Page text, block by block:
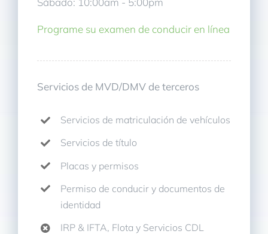
Programe su examen de conducir en línea
Servicios de MVD/DMV de terceros
Servicios de matriculación de vehículos
Servicios de título
Placas y permisos
Permiso de conducir y documentos de
identidad
IRP & IFTA, Flota y Servicios CDL